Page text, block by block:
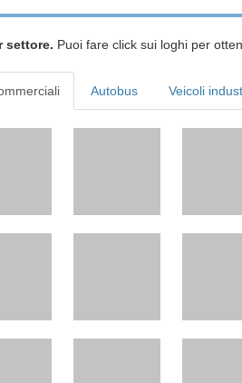
settore. Puoi fare click sui loghi per
Autobus Veicoli